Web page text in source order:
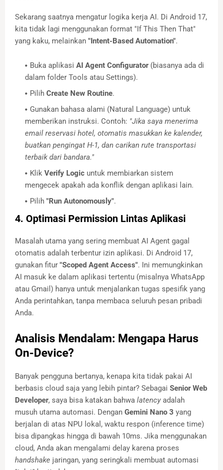
Sekarang saatnya mengatur logika kerja AI. Di Android 17,
kita tidak lagi menggunakan format "If This Then That"
yang kaku, melainkan "Intent-Based Automation".
Buka aplikasi AI Agent Configurator(biasanya ada di
dalam folder Tools atau Settings).
Pilih Create New Routine.
Gunakan bahasa alami (Natural Language) untuk
memberikan instruksi. Contoh: "Jika saya menerima
email reservasi hotel, otomatis masukkan ke kalender,
buatkan pengingat H-1, dan carikan rute transportasi
terbaik dari bandara."
Klik Verify Logic untuk membiarkan sistem
mengecek apakah ada konflik dengan aplikasi lain.
Pilih "Run Autonomously".
4. Optimasi Permission Lintas Aplikasi
Masalah utama yang sering membuat AI Agent gagal
otomatis adalah terbentur izin aplikasi. Di Android 17,
gunakan fitur "Scoped Agent Access". Ini memungkinkan
AI masuk ke dalam aplikasi tertentu (misalnya WhatsApp
atau Gmail) hanya untuk menjalankan tugas spesifik yang
Anda perintahkan, tanpa membaca seluruh pesan pribadi
Anda.
Analisis Mendalam: Mengapa Harus
On-Device?
Banyak pengguna bertanya, kenapa kita tidak pakai AI
berbasis cloud saja yang lebih pintar? Sebagai Senior Web
Developer, saya bisa katakan bahwa latency adalah
musuh utama automasi. Dengan Gemini Nano 3 yang
berjalan di atas NPU lokal, waktu respon (inference time)
bisa dipangkas hingga di bawah 10ms. Jika menggunakan
cloud, Anda akan mengalami delay karena proses
handshake jaringan, yang seringkali membuat automasi